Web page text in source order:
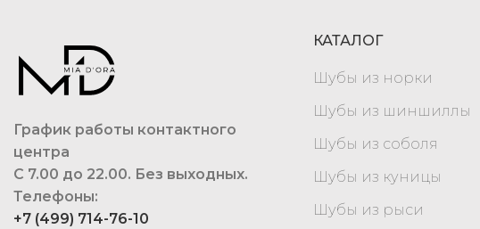
График работы контактного
центра
С 7.00 до 22.00. Без выходных.
Телефоны:
+7 (499) 714-76-10
КАТАЛОГ
Шубы из норки
Шубы из шиншиллы
Шубы из соболя
Шубы из куницы
Шубы из рыси